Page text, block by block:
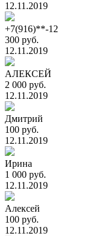
12.11.2019
+7(916)**-12
300 руб.
12.11.2019
АЛЕКСЕЙ
2 000 руб.
12.11.2019
Дмитрий
100 руб.
12.11.2019
Ирина
1 000 руб.
12.11.2019
Алексей
100 руб.
12.11.2019